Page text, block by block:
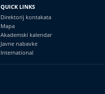
QUICK LINKS
Direktorij kontakata
Mapa
Akademski kalendar
Javne nabavke
International